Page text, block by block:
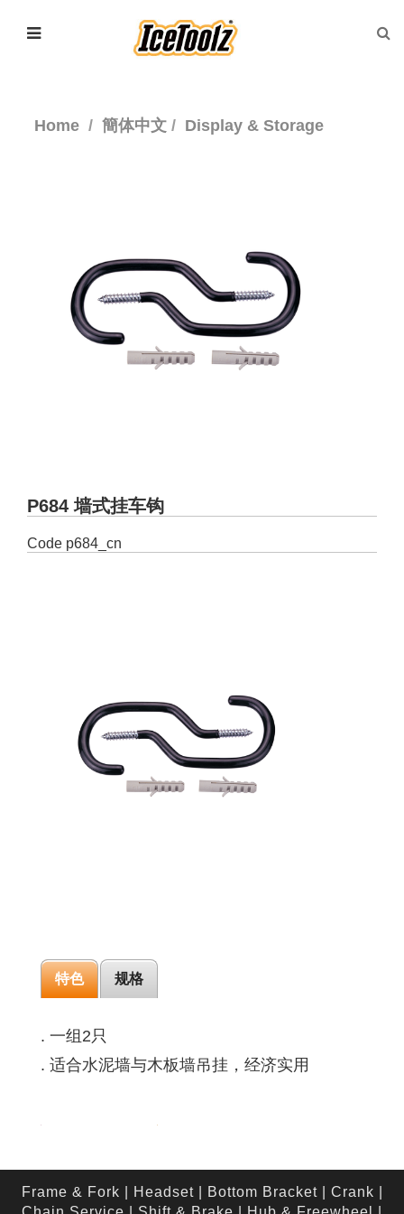
Home 簡体中文 Display & Storage
P684 墙式挂车钩
Code p684_cn
特色 规格
. 一组2只
. 适合水泥墙与木板墙吊挂，经济实用
Frame & Fork Headset| Bottom Bracket| Crank